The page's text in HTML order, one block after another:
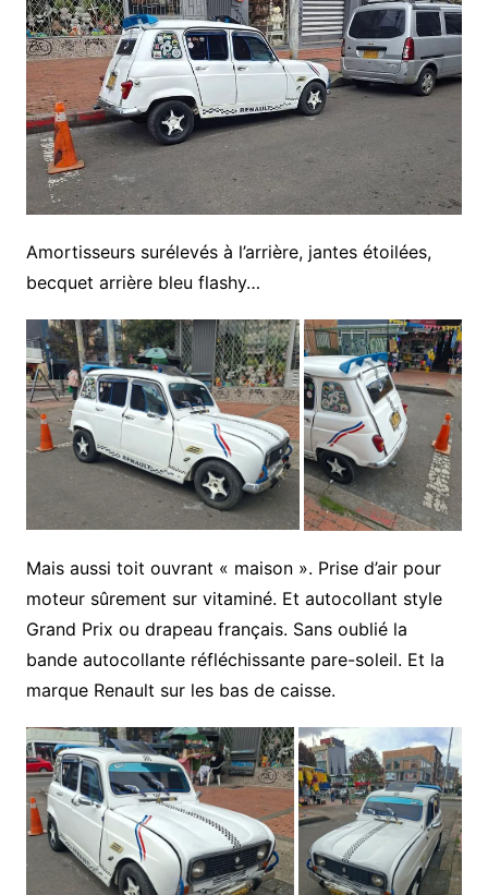
Amortisseurs surélevés à l’arrière, jantes étoilées,
becquet arrière bleu flashy…
Mais aussi toit ouvrant « maison ». Prise d’air pour
moteur sûrement sur vitaminé. Et autocollant style
Grand Prix ou drapeau français. Sans oublié la
bande autocollante réfléchissante pare-soleil. Et la
marque Renault sur les bas de caisse.